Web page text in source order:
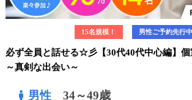
15名規模！ 男性ご予約先行中
必ず全員と話せる☆彡【30代40代中心編】
～真剣な出会い～
男性 34～49歳